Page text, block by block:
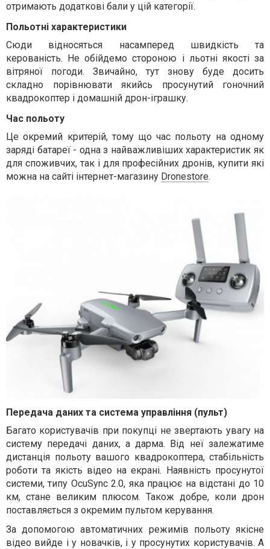
отримають додаткові бали у цій категорії.
Польотні характеристики
Сюди відносяться насамперед швидкість та
керованість. Не обійдемо стороною і льотні якості за
вітряної погоди. Звичайно, тут знову буде досить
складно порівнювати якийсь просунутий гоночний
квадрокоптер і домашній дрон-іграшку.
Час польоту
Це окремий критерій, тому що час польоту на одному
заряді батареї - одна з найважливіших характеристик як
для споживчих, так і для професійних дронів, купити які
можна на сайті інтернет-магазину Dronestore.
Передача даних та система управління (пульт)
Багато користувачів при покупці не звертають увагу на
систему передачі даних, а дарма. Від неї залежатиме
дистанція польоту вашого квадрокоптера, стабільність
роботи та якість відео на екрані. Наявність просунутої
системи, типу OcuSync 2.0, яка працює на відстані до 10
км, стане великим плюсом. Також добре, коли дрон
поставляється з окремим пультом керування.
За допомогою автоматичних режимів польоту якісне
відео вийде і у новачків, і у просунутих користувачів. А